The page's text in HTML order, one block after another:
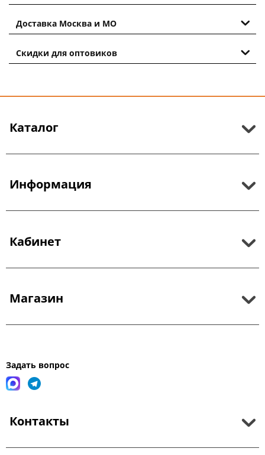
Доставка Москва и МО
Скидки для оптовиков
Каталог
Информация
Кабинет
Магазин
Задать вопрос
Контакты